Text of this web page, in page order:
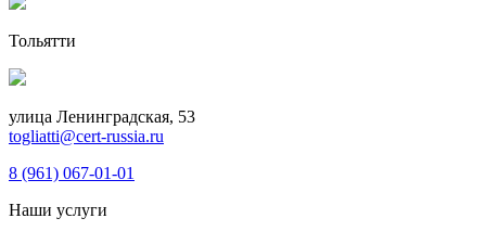
Тольятти
улица Ленинградская, 53
togliatti@cert-russia.ru
8 (961) 067-01-01
Наши услуги